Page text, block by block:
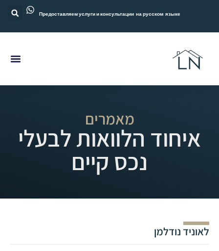
Предоставляем услуги и консультации на русском языке
מאמרים
איחוד הלוואות לבעלי
נכס קיים
לאוניד נודלמן